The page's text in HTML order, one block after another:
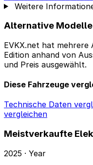
Weitere
Alternative Modelle
EVKX.net hat
Edition anhand von
und Preis ausgewählt.
Diese Fahrzeuge
Technische Daten
vergleichen
Meistverkaufte
2025 · Year